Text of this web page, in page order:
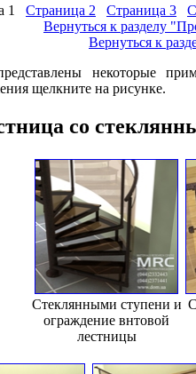
1 Страница 2 Страница 3
Вернуться к разделу
Вернуться к
некоторые
щелкните на рисунке.
со
Стеклянными ступени и
ограждение внтовой
лестницы